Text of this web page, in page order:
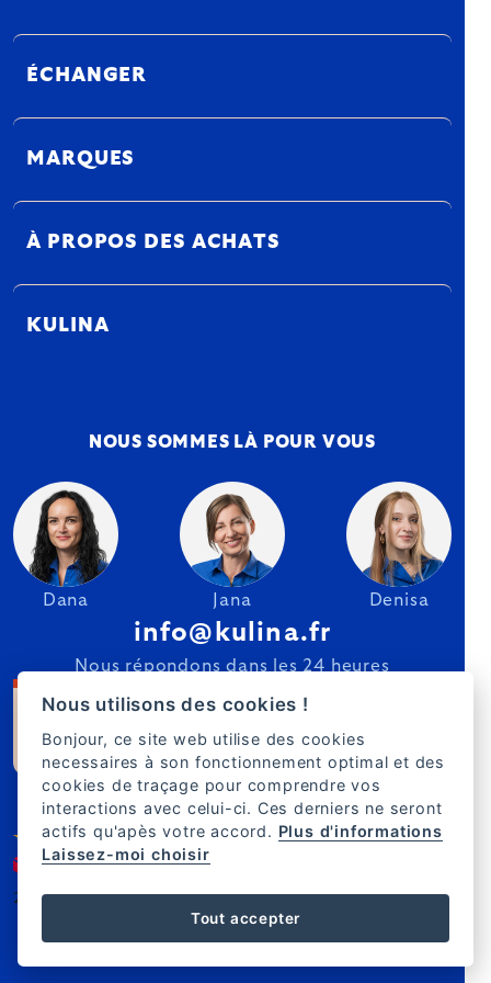
ÉCHANGER
MARQUES
À PROPOS DES ACHATS
KULINA
NOUS SOMMES LÀ POUR VOUS
Dana Jana Denisa
info@kulina.fr
Nous répondons dans les 24 heures
2007–2025 Kulina.fr FR
Nous utilisons des cookies !
Bonjour, ce site web utilise des cookies
necessaires à son fonctionnement optimal et des
cookies de traçage pour comprendre vos
interactions avec celui-ci. Ces derniers ne seront
actifs qu'apès votre accord. Plus d'informations
Laissez-moi choisir
Tout accepter